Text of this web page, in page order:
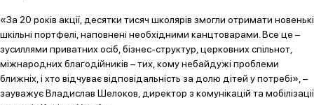
«За 20 років акції, десятки тисяч школярів змогли отримати новенькі
шкільні портфелі, наповнені необхідними канцтоварами. Все це –
зусиллями приватних осіб, бізнес-структур, церковних спільнот,
міжнародних благодійників – тих, кому небайдужі проблеми
ближніх, і хто відчуває відповідальність за долю дітей у потребі», –
зауважує Владислав Шелоков, директор з комунікацій та мобілізації